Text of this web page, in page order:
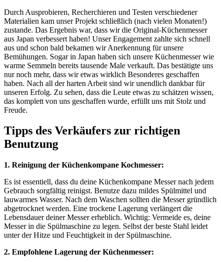
Durch Ausprobieren, Recherchieren und Testen verschiedener
Materialien kam unser Projekt schließlich (nach vielen Monaten!)
zustande. Das Ergebnis war, dass wir die Original-Küchenmesser
aus Japan verbessert haben! Unser Engagement zahlte sich schnell
aus und schon bald bekamen wir Anerkennung für unsere
Bemühungen. Sogar in Japan haben sich unsere Küchenmesser wie
warme Semmeln bereits tausende Male verkauft. Das bestätigte uns
nur noch mehr, dass wir etwas wirklich Besonderes geschaffen
haben. Nach all der harten Arbeit sind wir unendlich dankbar für
unseren Erfolg. Zu sehen, dass die Leute etwas zu schätzen wissen,
das komplett von uns geschaffen wurde, erfüllt uns mit Stolz und
Freude.
Tipps des Verkäufers zur richtigen
Benutzung
1. Reinigung der Küchenkompane Kochmesser:
Es ist essentiell, dass du deine Küchenkompane Messer nach jedem
Gebrauch sorgfältig reinigst. Benutze dazu mildes Spülmittel und
lauwarmes Wasser. Nach dem Waschen sollten die Messer gründlich
abgetrocknet werden. Eine trockene Lagerung verlängert die
Lebensdauer deiner Messer erheblich. Wichtig: Vermeide es, deine
Messer in die Spülmaschine zu legen. Selbst der beste Stahl leidet
unter der Hitze und Feuchtigkeit in der Spülmaschine.
2. Empfohlene Lagerung der Küchenmesser: